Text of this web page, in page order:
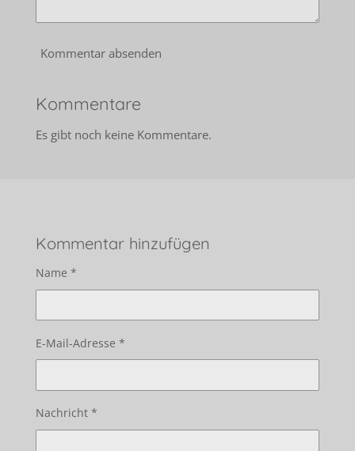
Kommentar absenden
Kommentare
Es gibt noch keine Kommentare.
Kommentar hinzufügen
Name *
E-Mail-Adresse *
Nachricht *